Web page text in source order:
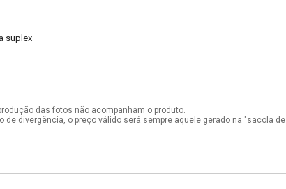
suplex
das fotos não acompanham o produto.
divergência, o preço válido será sempre aquele gerado na "sacola de